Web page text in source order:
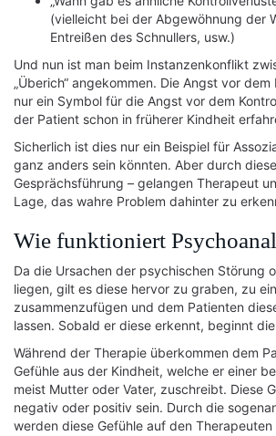
(vielleicht bei der Abgewöhnung der
Entreißen des Schnullers, usw.)
Und nun ist man beim Instanzenkonflikt
„Überich“ angekommen. Die Angst vor
nur ein Symbol für die Angst vor dem
der Patient schon in früherer Kindheit
Sicherlich ist dies nur ein Beispiel für
ganz anders sein könnten. Aber durch
Gesprächsführung – gelangen Therapeut
Lage, das wahre Problem dahinter zu
Wie funktioniert
Da die Ursachen der psychischen Störung
liegen, gilt es diese hervor zu graben, zu
zusammenzufügen und dem Patienten
lassen. Sobald er diese erkennt, beginnt
Während der Therapie überkommen dem
Gefühle aus der Kindheit, welche er einer
meist Mutter oder Vater, zuschreibt. Diese
negativ oder positiv sein. Durch die
werden diese Gefühle auf den